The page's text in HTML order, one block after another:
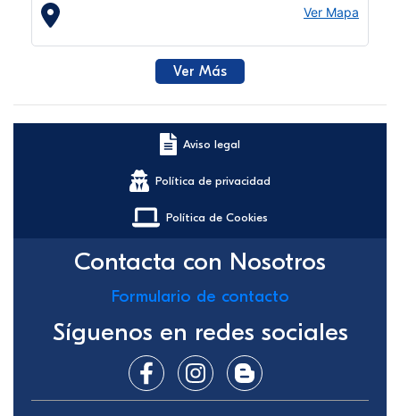
Ver Mapa
Ver Más
Aviso legal
Política de privacidad
Política de Cookies
Contacta con Nosotros
Formulario de contacto
Síguenos en redes sociales